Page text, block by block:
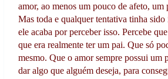
amor, ao menos um pouco de afeto, um
Mas toda e qualquer tentativa tinha
ele acaba por perceber isso. Percebe
que era realmente ter um pai. Que só
mesmo. Que o amor sempre possui um
dar algo que alguém deseja, para